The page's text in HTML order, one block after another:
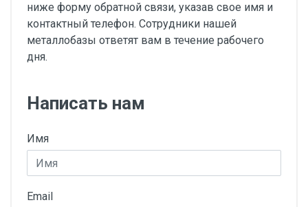
ниже форму обратной связи, указав свое имя и
контактный телефон. Сотрудники нашей
металлобазы ответят вам в течение рабочего
дня.
Написать нам
Имя
Email